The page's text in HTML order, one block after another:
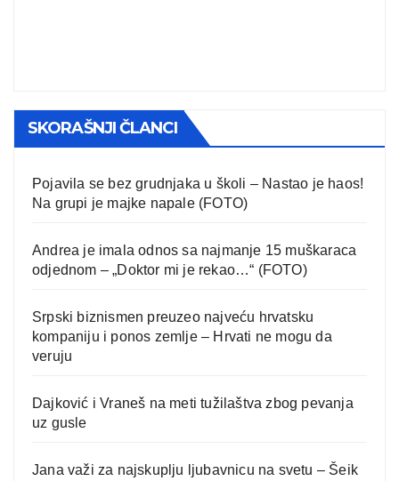
SKORAŠNJI ČLANCI
Pojavila se bez grudnjaka u školi – Nastao je haos!
Na grupi je majke napale (FOTO)
Andrea je imala odnos sa najmanje 15 muškaraca
odjednom – „Doktor mi je rekao…“ (FOTO)
Srpski biznismen preuzeo najveću hrvatsku
kompaniju i ponos zemlje – Hrvati ne mogu da
veruju
Dajković i Vraneš na meti tužilaštva zbog pevanja
uz gusle
Jana važi za najskuplju ljubavnicu na svetu – Šeik